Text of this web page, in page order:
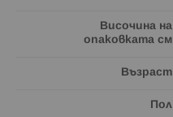
Височина на
опаковката см
Възраст
Пол